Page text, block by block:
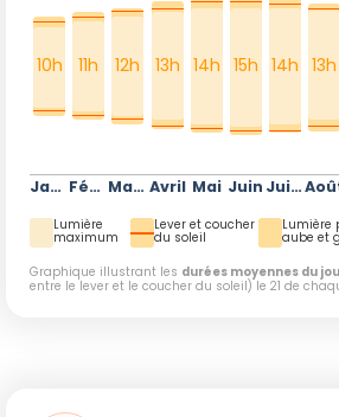
Janvier
10h
Février
11h
Mars
12h
Avril
13h
Mai
14h
Juin
15h
Juillet
14h 13h
Lumière
maximum
Lever et coucher
du soleil
Lumière
aube et
Graphique illustrant les durées moyennes du
entre le lever et le coucher du soleil) le 21 de